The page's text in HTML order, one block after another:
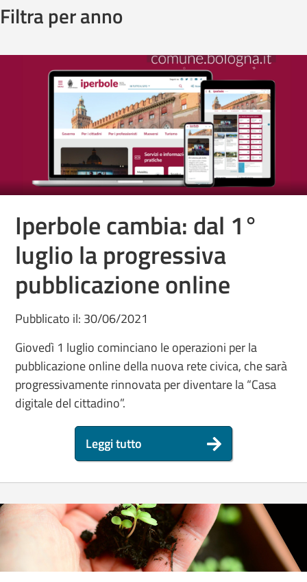
Filtra per anno
Iperbole cambia: dal 1°
luglio la progressiva
pubblicazione online
Pubblicato il: 30/06/2021
Giovedì 1 luglio cominciano le operazioni per la
pubblicazione online della nuova rete civica, che sarà
progressivamente rinnovata per diventare la “Casa
digitale del cittadino”.
Leggi tutto